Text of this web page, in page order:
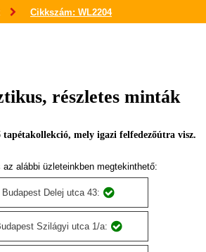
Cikkszám: WL2204
részletes minták
tapétakollekció, mely igazi felfedezőútra visz.
az alábbi üzleteinkben megtekinthető:
Budapest Delej utca 43:
Szilágyi utca 1/a: